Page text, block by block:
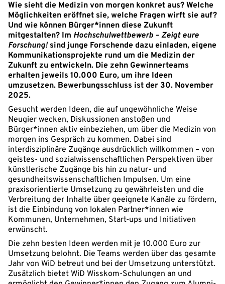
Wie sieht die Medizin von morgen konkret aus? Welche
Möglichkeiten eröffnet sie, welche Fragen wirft sie auf?
Und wie können Bürger*innen diese Zukunft
mitgestalten? Im Hochschulwettbewerb – Zeigt eure
Forschung!sind junge Forschende dazu einladen, eigene
Kommunikationsprojekte rund um die Medizin der
Zukunft zu entwickeln. Die zehn Gewinnerteams
erhalten jeweils 10.000 Euro, um ihre Ideen
umzusetzen. Bewerbungsschluss ist der 30. November
2025.
Gesucht werden Ideen, die auf ungewöhnliche Weise
Neugier wecken, Diskussionen anstoßen und
Bürger*innen aktiv einbeziehen, um über die Medizin von
morgen ins Gespräch zu kommen. Dabei sind
interdisziplinäre Zugänge ausdrücklich willkommen – von
geistes- und sozialwissenschaftlichen Perspektiven über
künstlerische Zugänge bis hin zu natur- und
gesundheitswissenschaftlichen Impulsen. Um eine
praxisorientierte Umsetzung zu gewährleisten und die
Verbreitung der Inhalte über geeignete Kanäle zu fördern,
ist die Einbindung von lokalen Partner*innen wie
Kommunen, Unternehmen, Start-ups und Initiativen
erwünscht.
Die zehn besten Ideen werden mit je 10.000 Euro zur
Umsetzung belohnt. Die Teams werden über das gesamte
Jahr von WiD betreut und bei der Umsetzung unterstützt.
Zusätzlich bietet WiD Wisskom-Schulungen an und